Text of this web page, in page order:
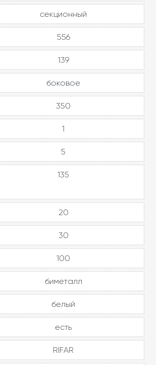
секционный
556
139
боковое
350
1
5
135
20
30
100
биметалл
белый
есть
RIFAR